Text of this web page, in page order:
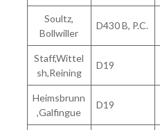
Soultz,
Bollwiller
D430 B, P.C.
Staff,Wittel
sh,Reining
D19
Heimsbrunn
,Galfingue
D19